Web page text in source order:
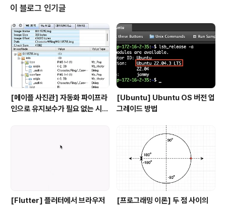
발자 콘솔에 프로젝트를 생성해보자 프로젝트 추가하기 페
이스북은 페이스북로그인, 마케팅, 메신저, 웹 결제, 인스타
그램 등 페이스북 계정을 통해 서비스 할 수 있는 여.. spir
almoon.tistory.com Android 프로젝트 등록 페이스북
프로젝트 대시보드에서 "Facebook 로그인" 메..
이 블로그 인기글
[메이플 사진관] 자동화 파이프라
인으로 유지보수가 필요 없는 시뮬
[Ubuntu] Ubuntu OS 버전 업
그레이드 방법
[Flutter] 플러터에서 브라우저
[프로그래밍 이론] 두 점 사이의